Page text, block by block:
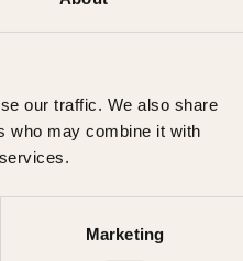
our traffic. We also share
who may combine it with
Marketing
(årsak uspesifisert)